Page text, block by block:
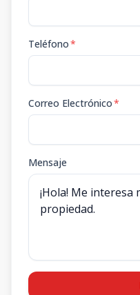
Teléfono*
Correo Electrónico*
Mensaje